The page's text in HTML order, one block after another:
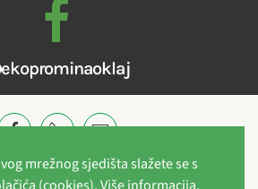
· Put kroz Oklaj 144 · 22303 Oklaj
mrežnog sjedišta slažete se s